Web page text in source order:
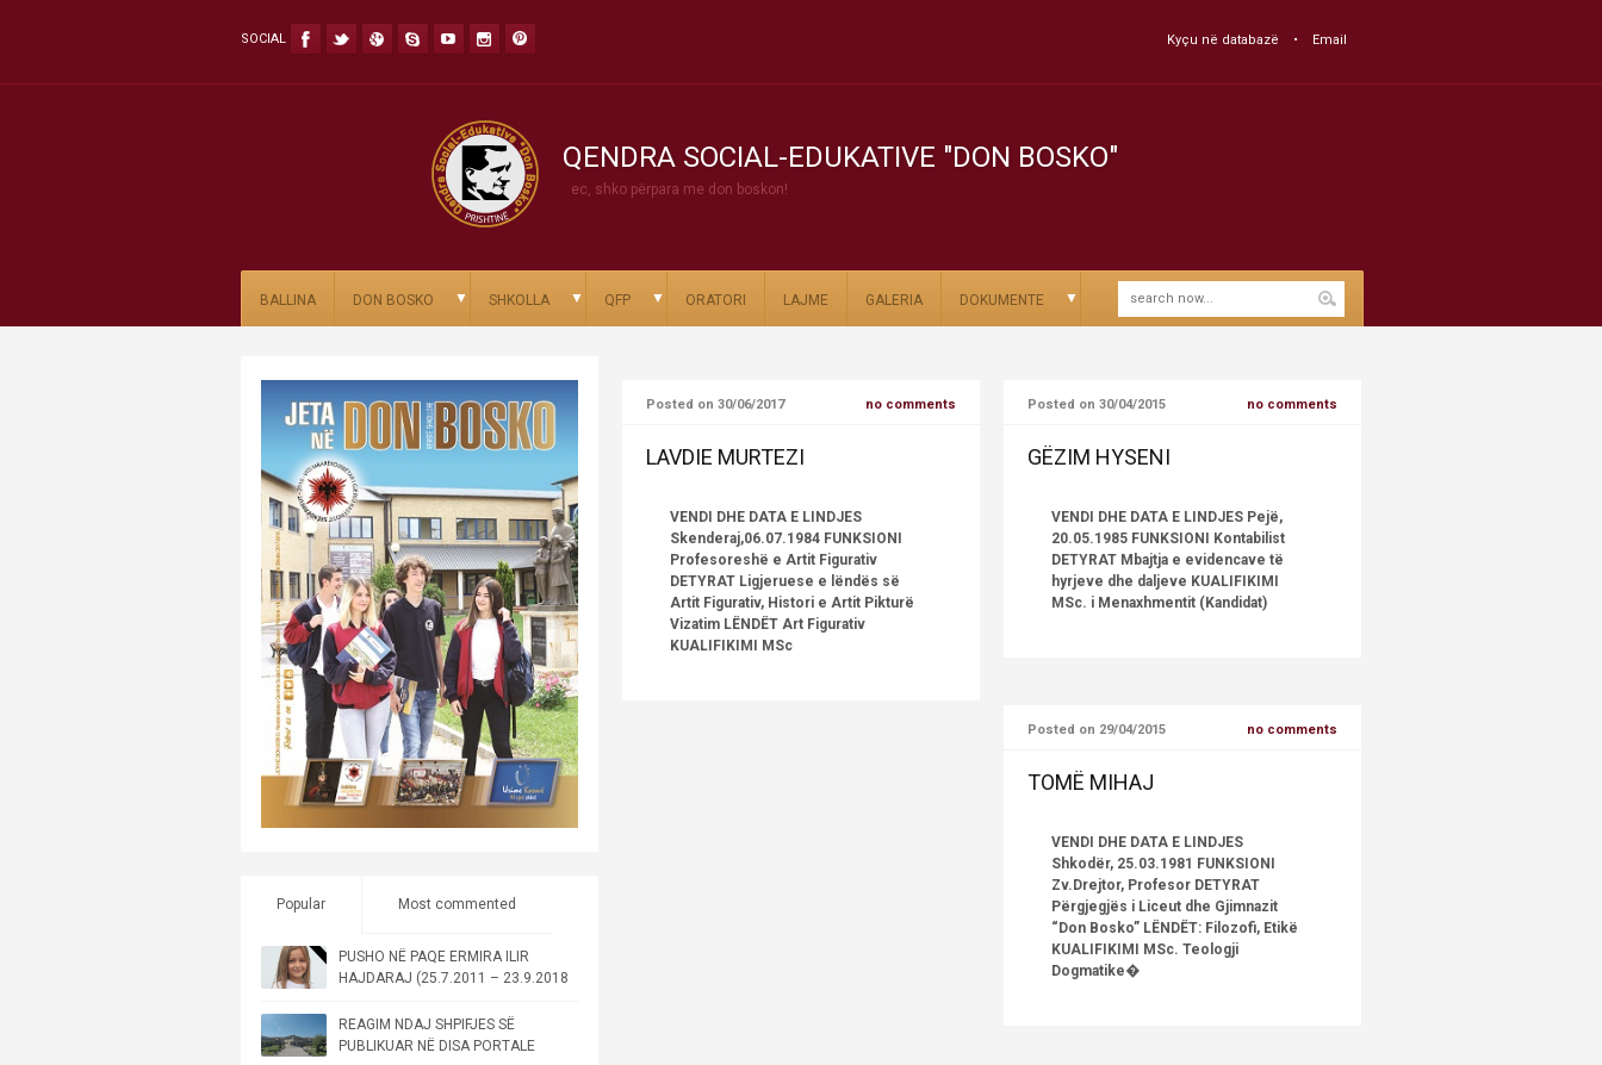
SOCIAL Kyçu në databazë Email
QENDRA SOCIAL-EDUKATIVE "DON BOSKO"
ec, shko përpara me don boskon!
BALLINA DON BOSKO ▼ SHKOLLA ▼ QFP ▼ ORATORI LAJME GALERIA DOKUMENTE ▼
Popular Most commented
PUSHO NË PAQE ERMIRA ILIR
HAJDARAJ (25.7.2011 – 23.9.2018
REAGIM NDAJ SHPIFJES SË
PUBLIKUAR NË DISA PORTALE
Posted on 30/06/2017 no comments
LAVDIE MURTEZI
VENDI DHE DATA E LINDJES
Skenderaj,06.07.1984 FUNKSIONI
Profesoreshë e Artit Figurativ
DETYRAT Ligjeruese e lëndës së
Artit Figurativ, Histori e Artit Pikturë
Vizatim LËNDËT Art Figurativ
KUALIFIKIMI MSc
Posted on 30/04/2015 no comments
GËZIM HYSENI
VENDI DHE DATA E LINDJES Pejë,
20.05.1985 FUNKSIONI Kontabilist
DETYRAT Mbajtja e evidencave të
hyrjeve dhe daljeve KUALIFIKIMI
MSc. i Menaxhmentit (Kandidat)
Posted on 29/04/2015 no comments
TOMË MIHAJ
VENDI DHE DATA E LINDJES
Shkodër, 25.03.1981 FUNKSIONI
Zv.Drejtor, Profesor DETYRAT
Përgjegjës i Liceut dhe Gjimnazit
“Don Bosko” LËNDËT: Filozofi, Etikë
KUALIFIKIMI MSc. Teologji
Dogmatike�